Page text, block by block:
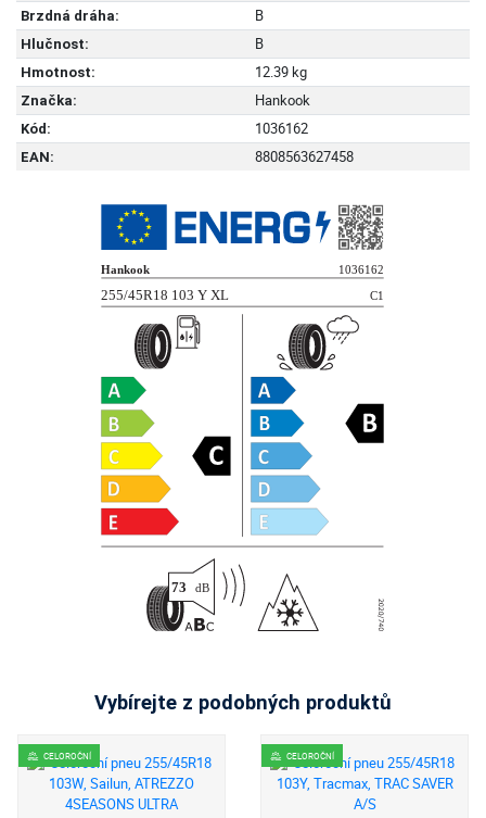
Brzdná dráha: B
Hlučnost: B
Hmotnost: 12.39 kg
Značka: Hankook
Kód: 1036162
EAN: 8808563627458
Vybírejte z podobných produktů
CELOROČNÍ CELOROČNÍ